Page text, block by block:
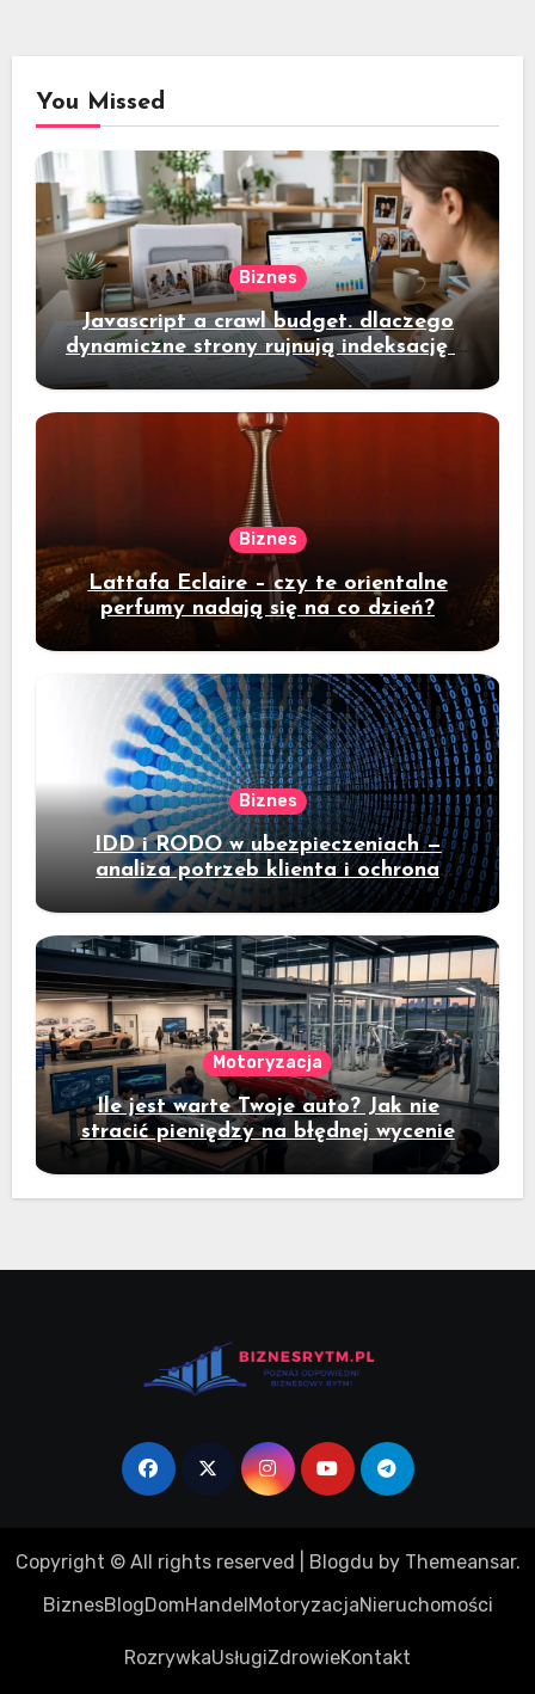
You Missed
Biznes
Javascript a crawl budget. dlaczego
dynamiczne strony rujnują indeksację w
dużym e-commerce?
Biznes
Lattafa Eclaire – czy te orientalne
perfumy nadają się na co dzień?
Biznes
IDD i RODO w ubezpieczeniach —
analiza potrzeb klienta i ochrona
danych
Motoryzacja
Ile jest warte Twoje auto? Jak nie
stracić pieniędzy na błędnej wycenie
Copyright © All rights reserved Blogdu by Themeansar.
BiznesBlogDomHandel MotoryzacjaNieruchomości
RozrywkaUsługiZdrowieKontakt